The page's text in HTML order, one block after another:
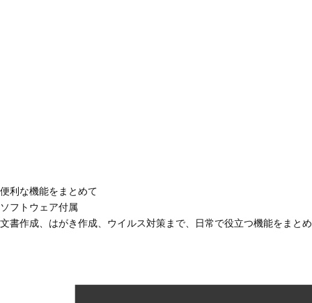
便利な機能をまとめて
ソフトウェア付属
文書作成、はがき作成、ウイルス対策まで、日常で役立つ機能をまと